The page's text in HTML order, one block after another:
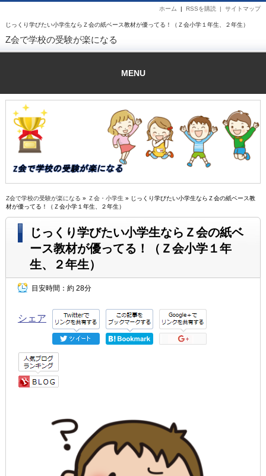
じっくり学びたい小学生ならＺ会の紙ベース教材が優ってる！（Ｚ会小学１年生、２年生）
サイトマップ
RSSを購読 |
ホーム |
Z会で学校の受験が楽になる
MENU
Z会で学校の受験が楽になる » Ｚ会・小学生 » じっくり学びたい小学生ならＺ会の紙ベース教
材が優ってる！（Ｚ会小学１年生、２年生）
じっくり学びたい小学生ならＺ会の紙ベ
ース教材が優ってる！（Ｚ会小学１年
生、２年生）
目安時間： 約 28分
シェア